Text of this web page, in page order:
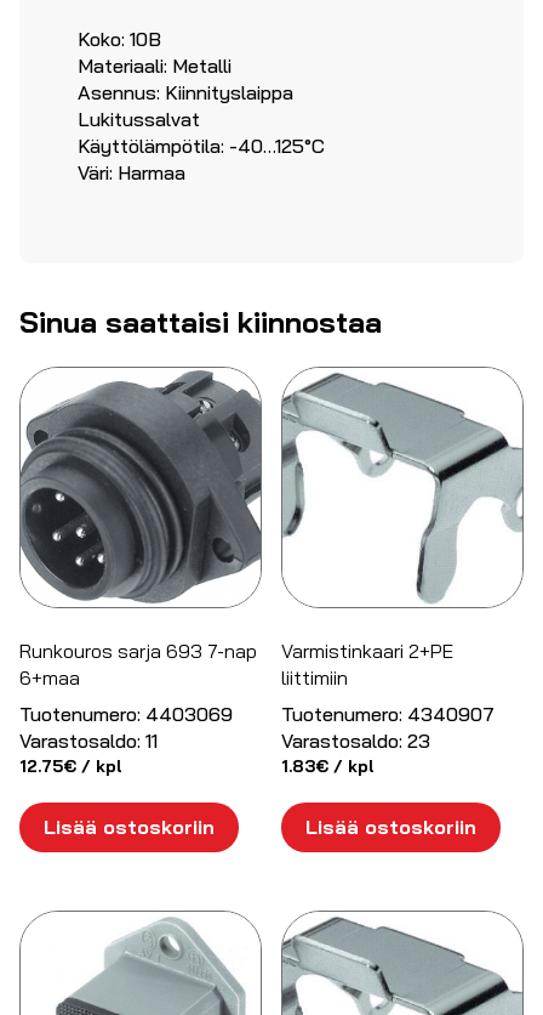
Koko: 10B
Materiaali: Metalli
Asennus: Kiinnityslaippa
Lukitussalvat
Käyttölämpötila: -40…125°C
Väri: Harmaa
Sinua saattaisi kiinnostaa
Runkouros sarja 693 7-nap
6+maa
Tuotenumero: 4403069
Varastosaldo: 11
12.75€ / kpl
Lisää ostoskoriin
Varmistinkaari 2+PE
liittimiin
Tuotenumero: 4340907
Varastosaldo: 23
1.83€ / kpl
Lisää ostoskoriin